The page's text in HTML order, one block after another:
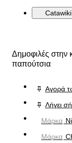
Δημοφιλές στην
παπούτσια
Αγορά
Λήγει
Μάρκα
Μάρκα